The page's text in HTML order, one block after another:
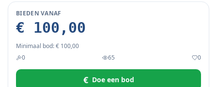
BIEDEN VANAF
€ 100,00
Minimaal bod:€ 100,00
0
65 0
€ Doe een bod